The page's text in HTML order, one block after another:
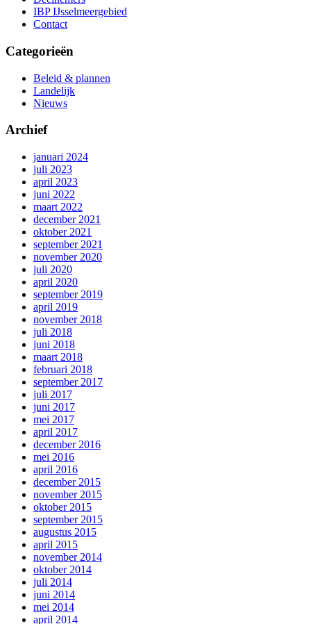
IBP IJsselmeergebied
Contact
Categorieën
Beleid & plannen
Landelijk
Nieuws
Archief
januari 2024
juli 2023
april 2023
juni 2022
maart 2022
december 2021
oktober 2021
september 2021
november 2020
juli 2020
april 2020
september 2019
april 2019
november 2018
juli 2018
juni 2018
maart 2018
februari 2018
september 2017
juli 2017
juni 2017
mei 2017
april 2017
december 2016
mei 2016
april 2016
december 2015
november 2015
oktober 2015
september 2015
augustus 2015
april 2015
november 2014
oktober 2014
juli 2014
juni 2014
mei 2014
april 2014